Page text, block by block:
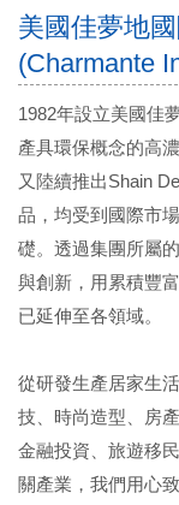
美國佳夢地
(Charmante
1982年設立美國佳
產具環保概念的高
又陸續推出Shain
品，均受到國際市
礎。透過集團所屬
與創新，用累積豐
已延伸至各領域。
從研發生產居家生
技、時尚造型、房
金融投資、旅遊移
關產業，我們用心